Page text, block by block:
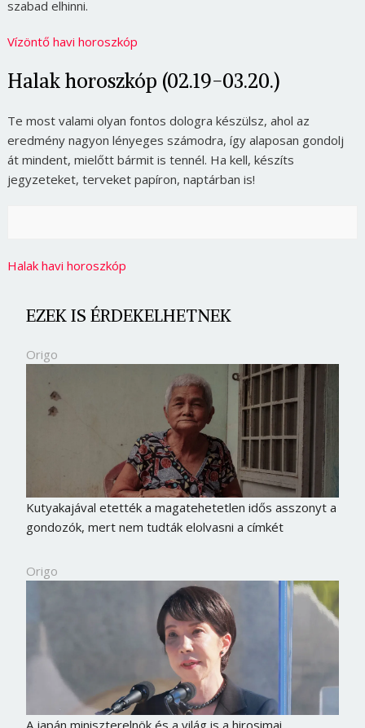
szabad elhinni.
Vízöntő havi horoszkóp
Halak horoszkóp (02.19-03.20.)
Te most valami olyan fontos dologra készülsz, ahol az
eredmény nagyon lényeges számodra, így alaposan gondolj
át mindent, mielőtt bármit is tennél. Ha kell, készíts
jegyzeteket, terveket papíron, naptárban is!
Halak havi horoszkóp
EZEK IS ÉRDEKELHETNEK
Origo
Kutyakajával etették a magatehetetlen idős asszonyt a
gondozók, mert nem tudták elolvasni a címkét
Origo
A japán miniszterelnök és a világ is a hirosimai